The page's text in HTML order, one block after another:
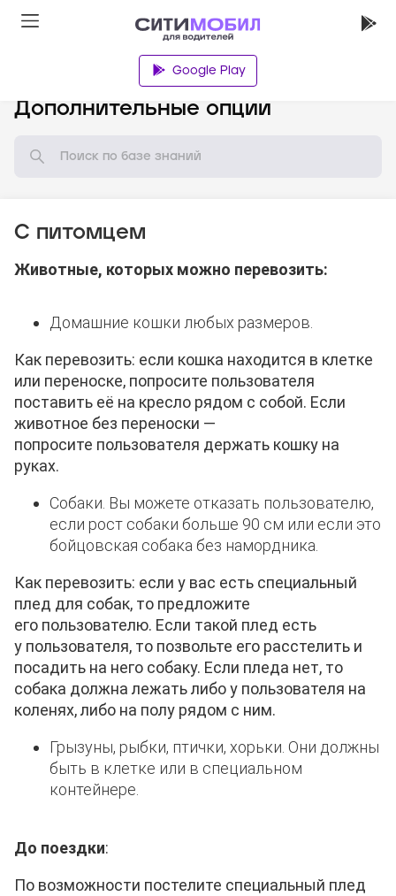
Google Play
Дополнительные опции
С питомцем
Животные, которых можно перевозить:
Домашние кошки любых размеров.
Как перевозить: если кошка находится в клетке
или переноске, попросите пользователя
поставить её на кресло рядом с собой. Если
животное без переноски —
попросите пользователя держать кошку на
руках.
Собаки. Вы можете отказать пользователю,
если рост собаки больше 90 см или если это
бойцовская собака без намордника.
Как перевозить: если у вас есть специальный
плед для собак, то предложите
его пользователю. Если такой плед есть
у пользователя, то позвольте его расстелить и
посадить на него собаку. Если пледа нет, то
собака должна лежать либо у пользователя на
коленях, либо на полу рядом с ним.
Грызуны, рыбки, птички, хорьки. Они должны
быть в клетке или в специальном
контейнере.
До поездки:
По возможности постелите специальный плед